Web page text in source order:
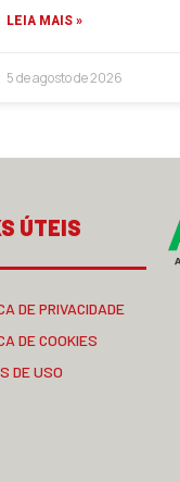
LEIA MAIS »
5 de agosto de 2026
ÚTEIS
DE PRIVACIDADE
DE COOKIES
DE USO